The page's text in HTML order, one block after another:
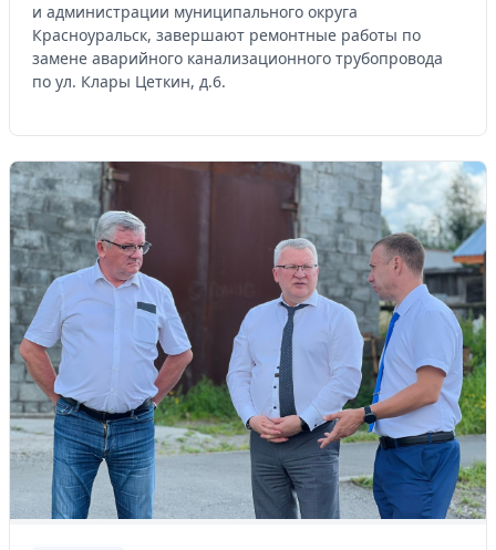
и администрации муниципального округа
Красноуральск, завершают ремонтные работы по
замене аварийного канализационного трубопровода
по ул. Клары Цеткин, д.6.